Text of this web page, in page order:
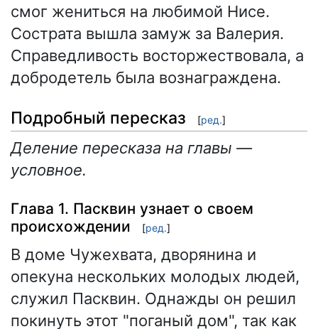
смог жениться на любимой Нисе.
Сострата вышла замуж за Валерия.
Справедливость восторжествовала, а
добродетель была вознаграждена.
Подробный пересказ [ред.]
Деление пересказа на главы —
условное.
Глава 1. Пасквин узнает о своем
происхождении
[ред.]
В доме Чужехвата, дворянина и
опекуна нескольких молодых людей,
служил Пасквин. Однажды он решил
покинуть этот "поганый дом", так как